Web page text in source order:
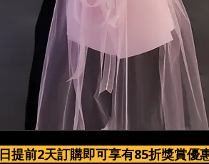
提前2天訂購即可享有85折獎賞